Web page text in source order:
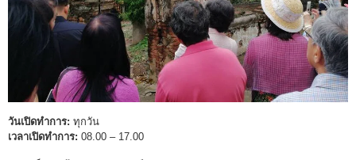
วันเปิดทำการ: ทุกวัน
เวลาเปิดทำการ: 08.00 – 17.00